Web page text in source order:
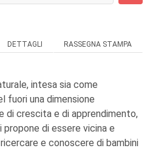
DETTAGLI RASSEGNA STAMPA
intesa sia come
fuori una dimensione
di crescita e di apprendimento,
di essere vicina e
e conoscere di bambini